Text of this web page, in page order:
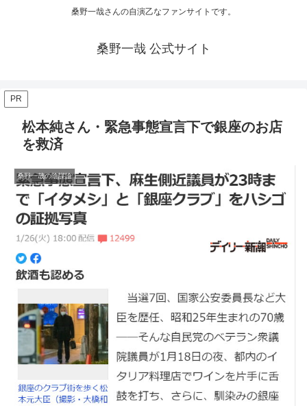
桑野一哉さんの自演乙なファンサイトです。
桑野一哉 公式サイト
PR
松本純さん・緊急事態宣言下で銀座のお店
を救済
桑野一哉の陰謀論